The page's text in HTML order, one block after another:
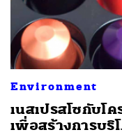
Environment
เนสเปรสโซกับโ
เพื่อสร้างการบ
ค้นหา
SHARE